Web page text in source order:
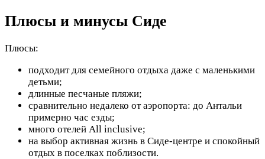
Плюсы и минусы Сиде
Плюсы:
подходит для семейного отдыха даже с маленькими
детьми;
длинные песчаные пляжи;
сравнительно недалеко от аэропорта: до Антальи
примерно час езды;
много отелей All inclusive;
на выбор активная жизнь в Сиде-центре и спокойный
отдых в поселках поблизости.